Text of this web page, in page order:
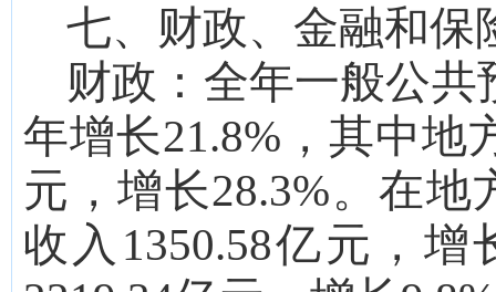
七、财政、金融和保
财政： 全年一般公共
年增长21.8% ，其中地
元，增长28.3%。在地
收入 1350.58亿元，增